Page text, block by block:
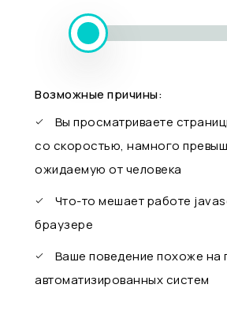
Возможные причины:
Вы просматриваете
со скоростью, намного
ожидаемую от человека
Что-то мешает работе
браузере
Ваше поведение похоже на
автоматизированных систем